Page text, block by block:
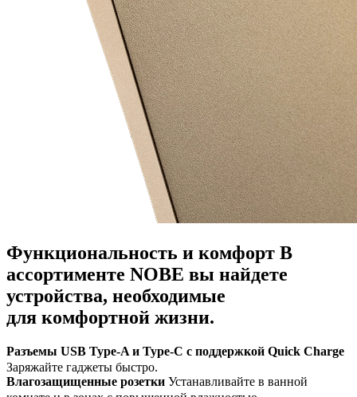
Функциональность и комфорт В
ассортименте NOBE вы найдете
устройства, необходимые
для комфортной жизни.
Разъемы USB Type-A и Type-C с поддержкой Quick Charge
Заряжайте гаджеты быстро.
Влагозащищенные розетки Устанавливайте в ванной